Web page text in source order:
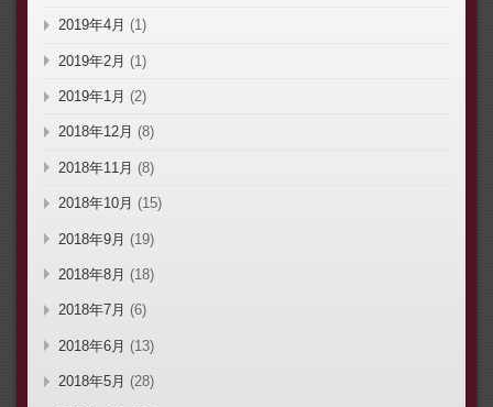
2019年4月 (1)
2019年2月 (1)
2019年1月 (2)
2018年12月 (8)
2018年11月 (8)
2018年10月 (15)
2018年9月 (19)
2018年8月 (18)
2018年7月 (6)
2018年6月 (13)
2018年5月 (28)